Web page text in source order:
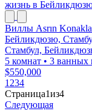
Виллы Asrın
Бейликдюзю,
Стамбул,
5 комнат • 3 ванных
$550,000
1 234
Страница1из4
Следующая